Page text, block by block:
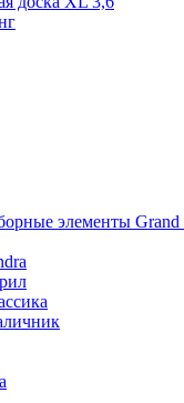
элементы Grand